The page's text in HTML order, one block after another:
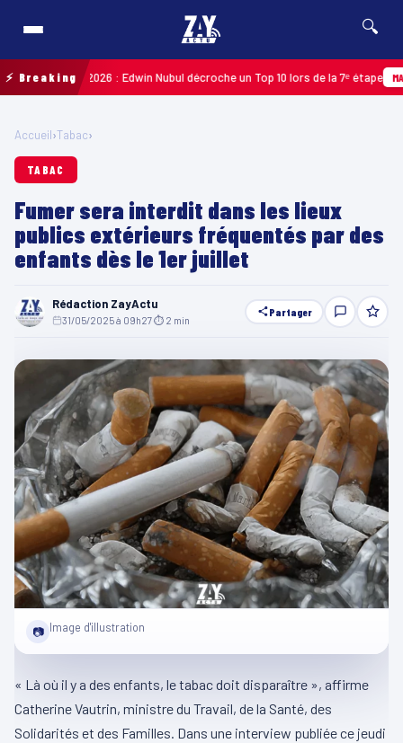
🔍
⚡ Breaking2026 : Edwin Nubul décroche un Top 10 lors de la 7ᵉ étape
Accueil›Tabac›
TABAC
Fumer sera interdit dans les lieux
publics extérieurs fréquentés par des
enfants dès le 1er juillet
Rédaction ZayActu
31/05/2025 à 09h27⏱ 2 min
Partager
📷 Image d'illustration
« Là où il y a des enfants, le tabac doit disparaître », affirme
Catherine Vautrin, ministre du Travail, de la Santé, des
Solidarités et des Familles. Dans une interview publiée ce jeudi